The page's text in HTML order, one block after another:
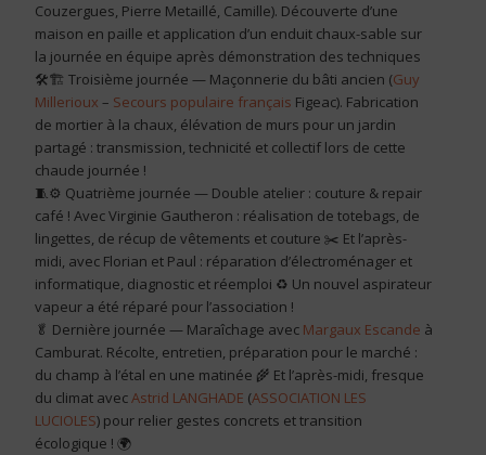
Couzergues, Pierre Metaillé, Camille). Découverte d’une
maison en paille et application d’un enduit chaux-sable sur
la journée en équipe après démonstration des techniques
🛠️🏗️ Troisième journée — Maçonnerie du bâti ancien (Guy
Millerioux – Secours populaire français Figeac). Fabrication
de mortier à la chaux, élévation de murs pour un jardin
partagé : transmission, technicité et collectif lors de cette
chaude journée !
🧵⚙️ Quatrième journée — Double atelier : couture & repair
café ! Avec Virginie Gautheron : réalisation de totebags, de
lingettes, de récup de vêtements et couture ✂️ Et l’après-
midi, avec Florian et Paul : réparation d’électroménager et
informatique, diagnostic et réemploi ♻️ Un nouvel aspirateur
vapeur a été réparé pour l’association !
🥬 Dernière journée — Maraîchage avec Margaux Escande à
Camburat. Récolte, entretien, préparation pour le marché :
du champ à l’étal en une matinée 🌾 Et l’après-midi, fresque
du climat avecAstrid LANGHADE (ASSOCIATION LES
LUCIOLES) pour relier gestes concrets et transition
écologique ! 🌍